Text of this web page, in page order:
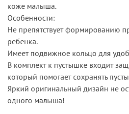
коже малыша.
Особенности:
Не препятствует формированию
ребенка.
Имеет подвижное кольцо для
В комплект к пустышке входит
который помогает сохранять
Яркий оригинальный дизайн не
одного малыша!